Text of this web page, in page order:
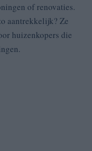
of renovaties.
aantrekkelijk? Ze
huizenkopers die